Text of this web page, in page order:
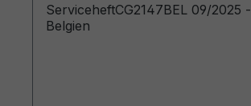
ServiceheftCG2147BEL 09/2025 -
Belgien